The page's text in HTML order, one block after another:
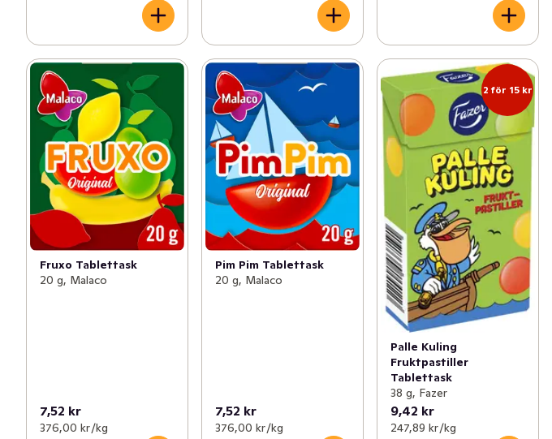
Fruxo Tablettask
20 g, Malaco
7,52 kr
376,00 kr /kg
Pim Pim Tablettask
20 g, Malaco
7,52 kr
376,00 kr /kg
2 för 15 kr
Palle Kuling
Fruktpastiller
Tablettask
38 g, Fazer
9,42 kr
247,89 kr /kg